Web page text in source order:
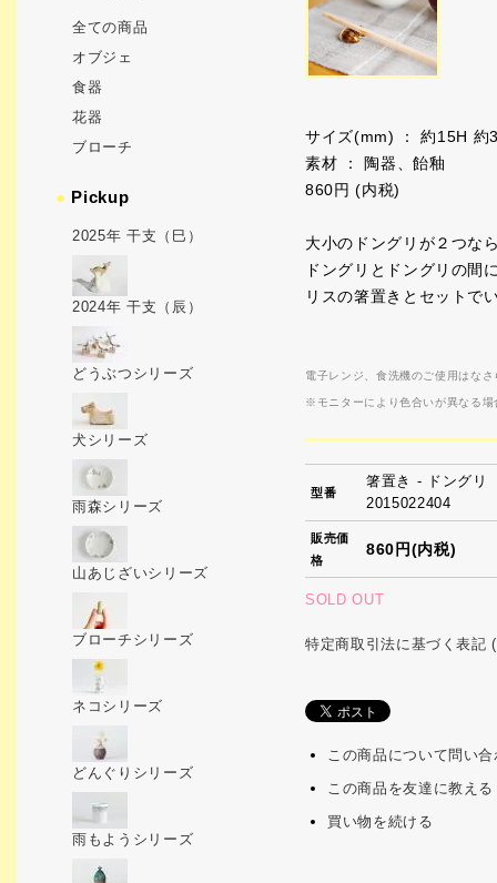
サイズ(mm) ： 約15H 約
素材 ： 陶器、飴釉
860円 (内税)
大小のドングリが２つな
ドングリとドングリの間
リスの箸置きとセットで
電子レンジ、食洗機のご使用はな
※モニターにより色合いが異なる場
型番
箸置き - ドングリ
2015022404
販売価
格
860円(内税)
SOLD OUT
特定商取引法に基づく表記
この商品について問い
この商品を友達に教える
買い物を続ける
全ての商品
オブジェ
食器
花器
ブローチ
● Pickup
2025年 干支（巳）
2024年 干支（辰）
どうぶつシリーズ
犬シリーズ
雨森シリーズ
山あじざいシリーズ
ブローチシリーズ
ネコシリーズ
どんぐりシリーズ
雨もようシリーズ